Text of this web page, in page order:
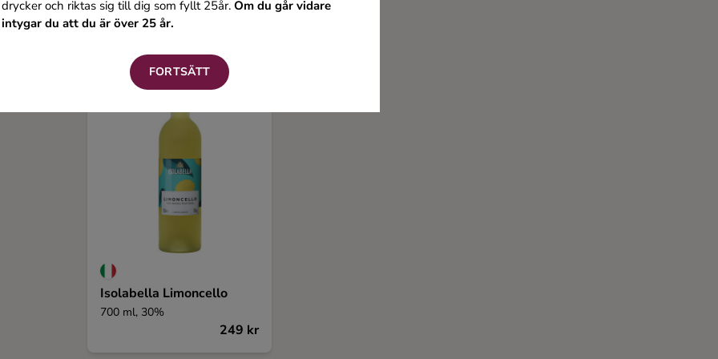
drycker och riktas sig till dig som fyllt 25år. Om du går vidare
intygar du att du är över 25 år.
FORTSÄTT
Isolabella Limoncello
700 ml, 30%
249 kr